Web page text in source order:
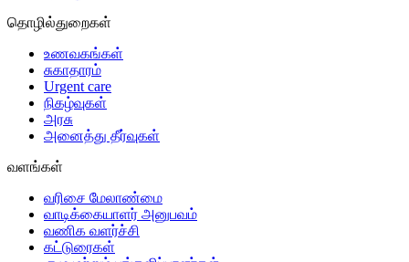
தொழில்துறைகள்
உணவகங்கள்
சுகாதாரம்
Urgent care
நிகழ்வுகள்
அரசு
அனைத்து தீர்வுகள்
வளங்கள்
வரிசை மேலாண்மை
வாடிக்கையாளர் அனுபவம்
வணிக வளர்ச்சி
கட்டுரைகள்